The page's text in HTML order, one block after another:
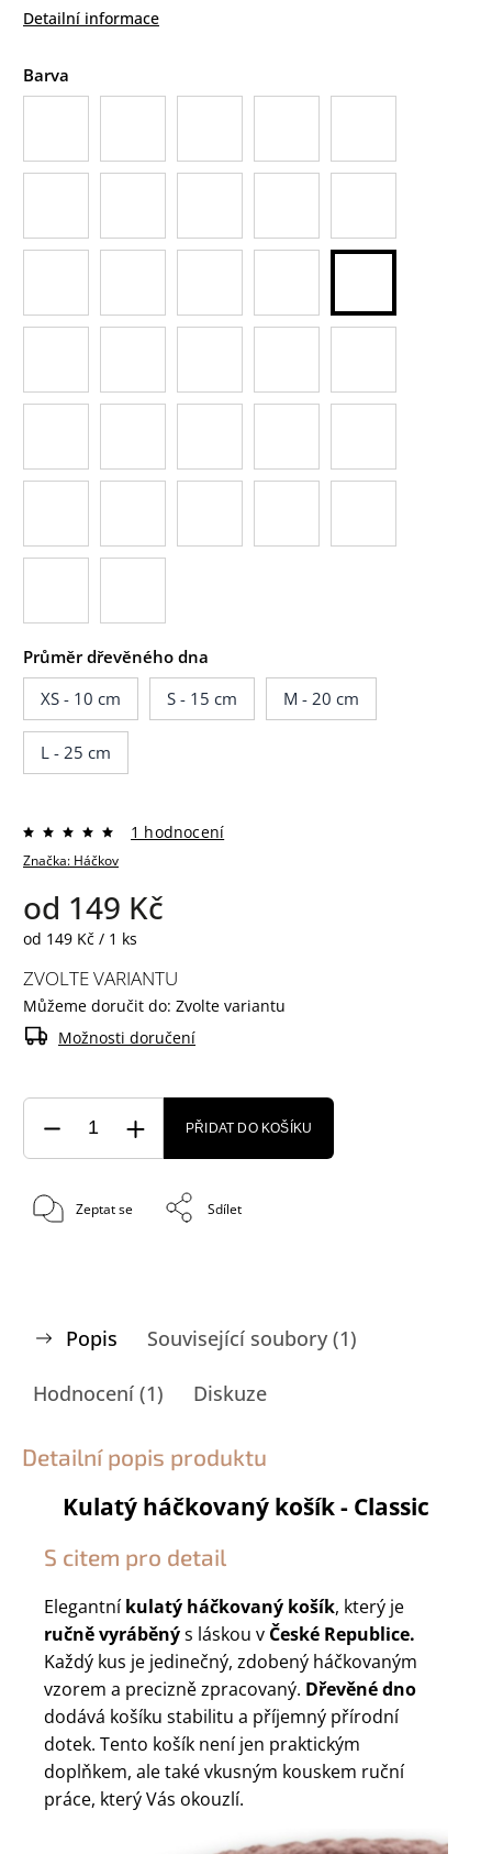
Detailní informace
Barva
Průměr dřevěného dna
XS - 10 cm
S - 15 cm M - 20 cm
L - 25 cm
Značka: Háčkov
1 hodnocení
od 149 Kč
od 149 Kč / 1 ks
ZVOLTE VARIANTU
Můžeme doručit do: Zvolte variantu
Možnosti doručení
PŘIDAT DO KOŠÍKU
Zeptat se Sdílet
Popis Související soubory (1)
Hodnocení (1) Diskuze
Detailní popis produktu
Kulatý háčkovaný košík - Classic
S citem pro detail
Elegantníkulatý háčkovaný košík, který je
ručně vyráběnýs láskou v České Republice.
Každý kus je jedinečný, zdobený háčkovaným
vzorem a precizně zpracovaný. Dřevěné dno
dodává košíku stabilitu a příjemný přírodní
dotek. Tento košík není jen praktickým
doplňkem, ale také vkusným kouskem ruční
práce, který Vás okouzlí.